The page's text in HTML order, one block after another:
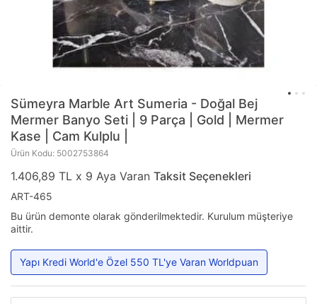
Sümeyra Marble Art Sumeria - Doğal Bej
Mermer Banyo Seti | 9 Parça | Gold | Mermer
Kase | Cam Kulplu |
Ürün Kodu: 5002753864
1.406,89 TL x 9 Aya Varan Taksit Seçenekleri
ART-465
Bu ürün demonte olarak gönderilmektedir. Kurulum müşteriye
aittir.
Yapı Kredi World'e Özel 550 TL'ye Varan Worldpuan